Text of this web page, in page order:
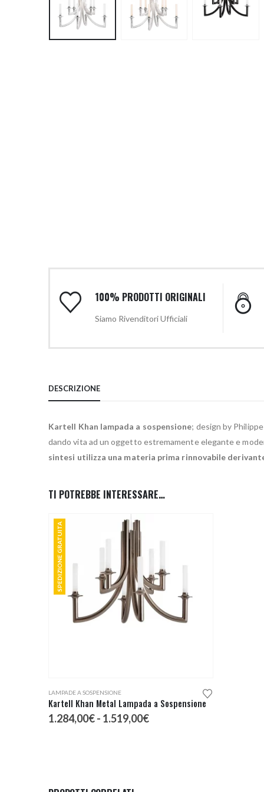
100% PRODOTTI ORIGINALI
Siamo Rivenditori Ufficiali
DESCRIZIONE
Kartell Khan lampada a sospensione; design by
dando vita ad un oggetto estremamente elegante e
sintesi utilizza una materia prima rinnovabile
TI POTREBBE INTERESSARE…
SPEDIZIONE GRATUITA
LAMPADE A SOSPENSIONE
Kartell Khan Metal Lampada a Sospensione
1.284,00€- 1.519,00€Fascia